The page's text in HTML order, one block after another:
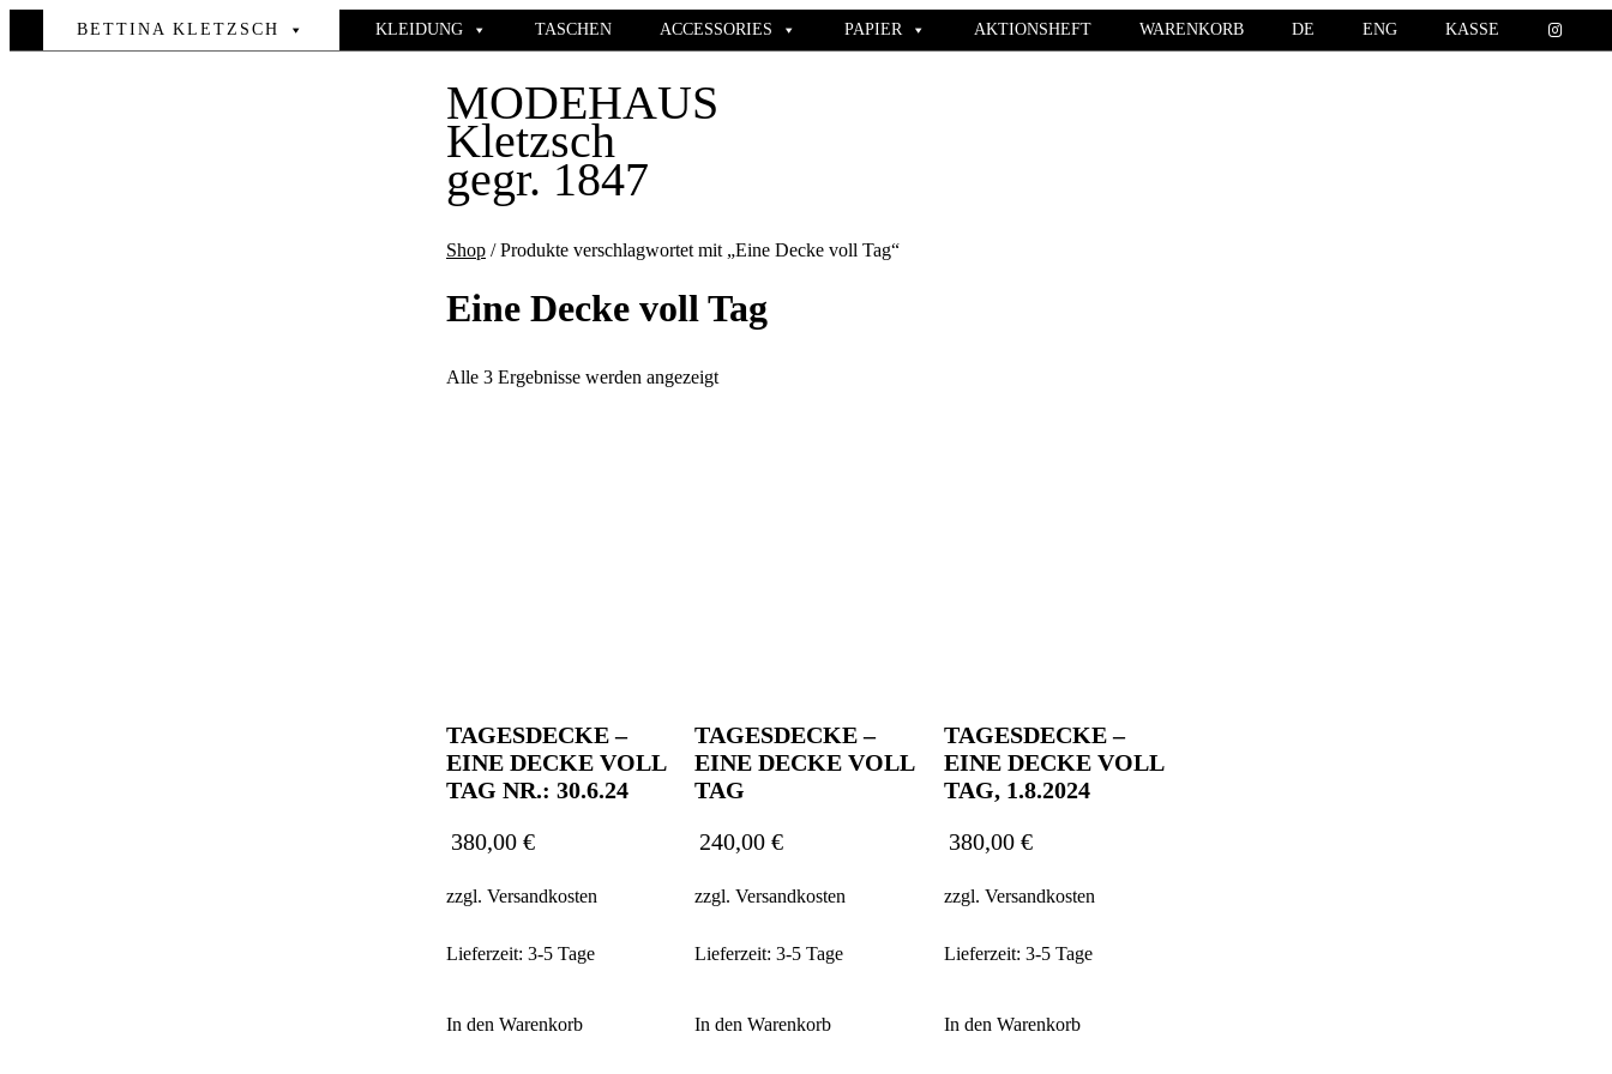
MODEHAUS
Kletzsch
gegr. 1847
BETTINA KLETZSCH KLEIDUNG TASCHEN ACCESSORIES PAPIER AKTIONSHEFT WARENKORB DE ENG KASSE
Shop / Produkte verschlagwortet mit „Eine Decke voll Tag“
Eine Decke voll Tag
Alle 3 Ergebnisse werden angezeigtNach
TAGESDECKE –
EINE DECKE VOLL
TAG NR.: 30.6.24
380,00 €
zzgl. Versandkosten
Lieferzeit: 3-5 Tage
In den Warenkorb
TAGESDECKE –
EINE DECKE VOLL
TAG
240,00€
zzgl.Versandkosten
Lieferzeit:3-5 Tage
In den Warenkorb
TAGESDECKE –
EINE DECKE VOLL
TAG, 1.8.2024
380,00 €
zzgl. Versandkosten
Lieferzeit: 3-5 Tage
In den Warenkorb